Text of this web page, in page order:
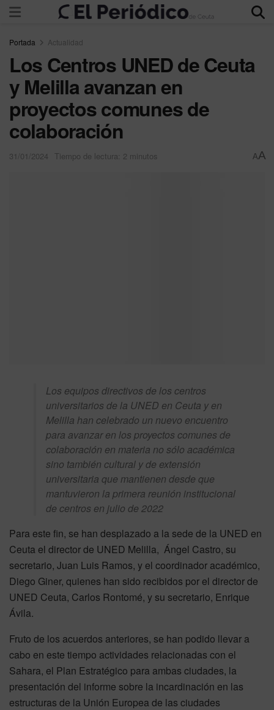
Portada Actualidad
Los Centros UNED de Ceuta
y Melilla avanzan en
proyectos comunes de
colaboración
31/01/2024 Tiempo de lectura: 2 minutos AA
Los equipos directivos de los centros
universitarios de la UNED en Ceuta y en
Melilla han celebrado un nuevo encuentro
para avanzar en los proyectos comunes de
colaboración en materia no sólo académica
sino también cultural y de extensión
universitaria que mantienen desde que
mantuvieron la primera reunión institucional
de centros en julio de 2022
Para este fin, se han desplazado a la sede de la UNED en
Ceuta el director de UNED Melilla, Ángel Castro, su
secretario, Juan Luis Ramos, y el coordinador académico,
Diego Giner, quienes han sido recibidos por el director de
UNED Ceuta, Carlos Rontomé, y su secretario, Enrique
Ávila.
Fruto de los acuerdos anteriores, se han podido llevar a
cabo en este tiempo actividades relacionadas con el
Sahara, el Plan Estratégico para ambas ciudades, la
presentación del informe sobre la incardinación en las
estructuras de la Unión Europea de las ciudades